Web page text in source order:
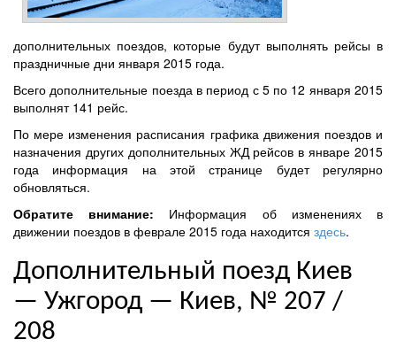
дополнительных поездов, которые будут выполнять рейсы в
праздничные дни января 2015 года.
Всего дополнительные поезда в период с 5 по 12 января 2015
выполнят 141 рейс.
По мере изменения расписания графика движения поездов и
назначения других дополнительных ЖД рейсов в январе 2015
года информация на этой странице будет регулярно
обновляться.
Обратите внимание: Информация об изменениях в
движении поездов в феврале 2015 года находится здесь.
Дополнительный поезд Киев
— Ужгород — Киев, № 207 /
208